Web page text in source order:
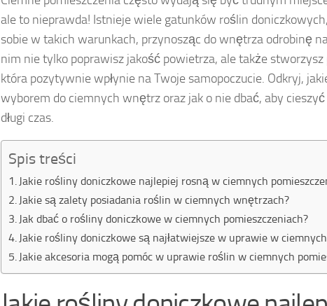
ale to nieprawda! Istnieje wiele gatunków roślin
sobie w takich warunkach, przynosząc do wnętrza odrobinę
nim nie tylko poprawisz jakość powietrza, ale także
która pozytywnie wpłynie na Twoje samopoczucie. Odkryj,
wyborem do ciemnych wnętrz oraz jak o nie dbać, aby
długi czas.
Spis treści
Jakie rośliny doniczkowe najlepiej rosną w ciemnych
Jakie są zalety posiadania roślin w ciemnych wnętrzach?
Jak dbać o rośliny doniczkowe w ciemnych pomieszczeniach?
Jakie rośliny doniczkowe są najłatwiejsze w uprawie w
Jakie akcesoria mogą pomóc w uprawie roślin w ciemnych